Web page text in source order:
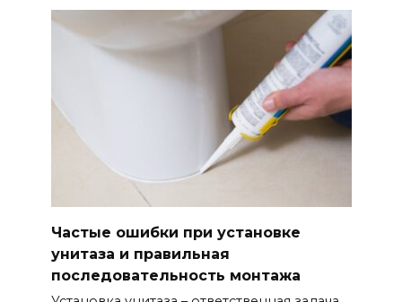
Частые ошибки при установке
унитаза и правильная
последовательность монтажа